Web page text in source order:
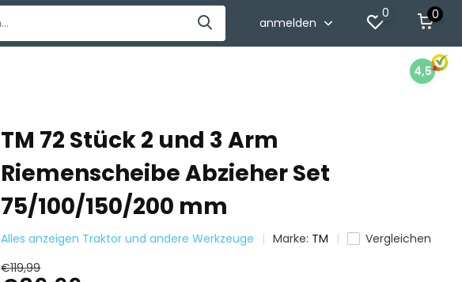
anmelden
0 0
4,5
TM 72 Stück 2 und 3 Arm
Riemenscheibe Abzieher Set
75/100/150/200 mm
Alles anzeigen Traktor und andere Werkzeuge Marke: TM
Vergleichen
€119,99